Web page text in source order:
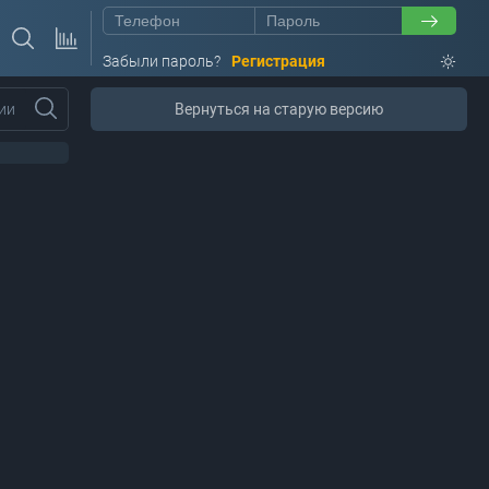
Забыли пароль? Регистрация
Вернуться на старую версию